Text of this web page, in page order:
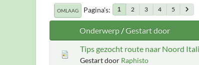
OMLAAG Pagina's 1 2 3 4 5
Onderwerp/Gestart door
Tips gezocht route naar Noord
Gestart door Raphisto